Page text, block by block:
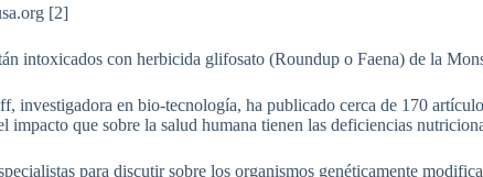
[2]
intoxicados con herbicida glifosato (Roundup o Faena) de la
investigadora en bio-tecnología, ha publicado cerca de 170
impacto que sobre la salud humana tienen las deficiencias
para discutir sobre los organismos genéticamente